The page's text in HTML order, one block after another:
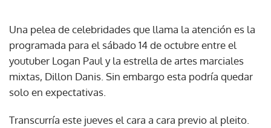
Una pelea de celebridades que llama la atención es la
programada para el sábado 14 de octubre entre el
youtuber Logan Paul y la estrella de artes marciales
mixtas, Dillon Danis. Sin embargo esta podría quedar
solo en expectativas.
Transcurría este jueves el cara a cara previo al pleito.